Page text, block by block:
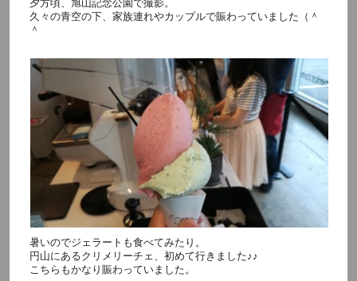
夕方頃、旭山記念公園で撮影。
久々の青空の下、家族連れやカップルで賑わっていました（＾
＾
暑いのでジェラートも食べてみたり。
円山にあるクリメリーチェ、初めて行きました♪♪
こちらもかなり賑わっていました。